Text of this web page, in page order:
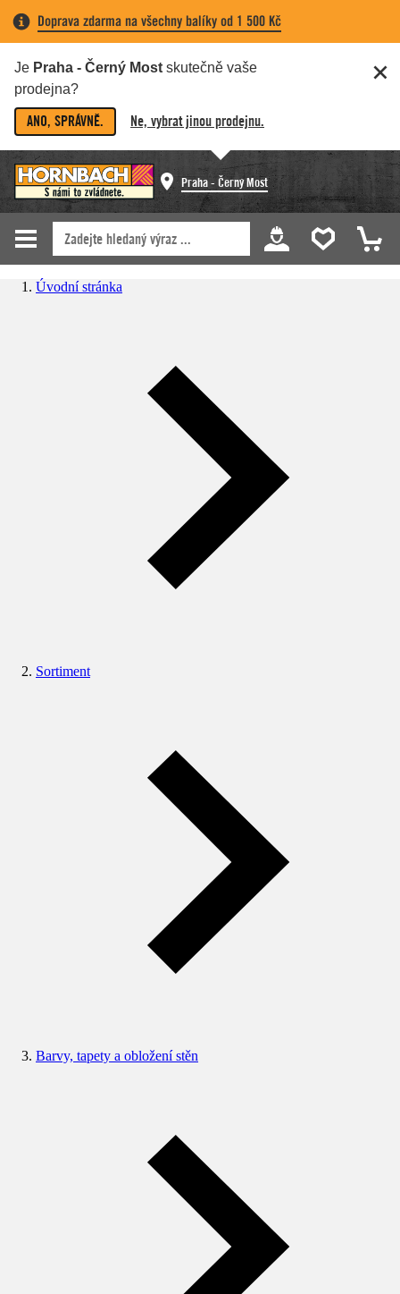
Doprava zdarma na všechny balíky od 1 500 Kč
Je Praha - Černý Most skutečně vaše
prodejna?
ANO, SPRÁVNĚ. Ne, vybrat jinou prodejnu.
Praha - Černý Most
Úvodní stránka
Sortiment
Barvy, tapety a obložení stěn